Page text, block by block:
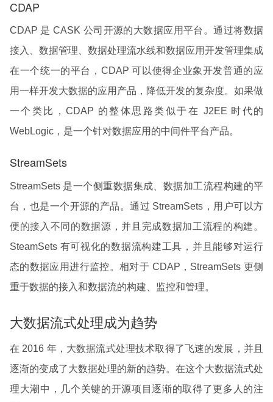
CDAP
CDAP 是 CASK 公司开源的大数据应用平台。通过将数据
接入、数据管理、数据处理流水线和数据应用开发管理集成
在一个统一的平台，CDAP 可以使得企业象开发普通的应
用一样开发大数据的应用产品，降低开发的复杂度。如果做
一个类比，CDAP 的整体思路类似于在 J2EE 时代的
WebLogic，是一个针对数据应用的中间件平台产品。
StreamSets
StreamSets 是一个侧重数据集成、数据加工流程构建的平
台，也是一个开源的产品。通过 StreamSets，用户可以方
便的接入不同的数据源，并且完成数据加工流程的构建。
SteamSets 有可视化的数据流构建工具，并且能够对运行
态的数据应用进行监控。相对于 CDAP，StreamSets 更侧
重于数据的接入和数据流的构建、监控和管理。
大数据流式处理成为趋势
在 2016 年，大数据流式处理技术取得了飞速的发展，并且
逐渐的变成了大数据处理的新的趋势。在这个大数据流式处
理大潮中，几个关键的开源项目逐渐的取得了更多人的注